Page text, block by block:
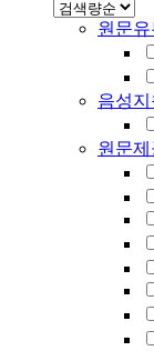
원문유
음성
원문제